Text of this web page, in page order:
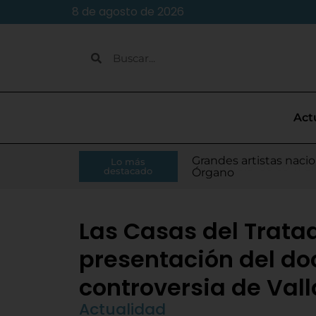
8 de agosto de 2026
Lo más
destacado
Caja Rural de
RFEF
Villamarciel da
Grandes artistas
Órgano
Continúa la venta de
El presidente de la
Monge
Todo listo para el
Tordesillas refuerza
El Pleno de
Moisés Ramírez
para el Europeo
IU-APT plantea ocho
Las Casas del
presentación del
controversia de
Actualidad